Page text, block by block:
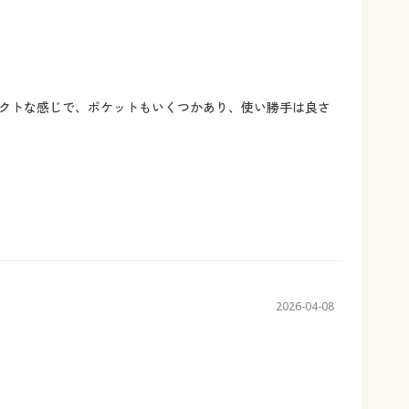
な感じで、ポケットもいくつかあり、使い勝手は良さ
2026-04-08